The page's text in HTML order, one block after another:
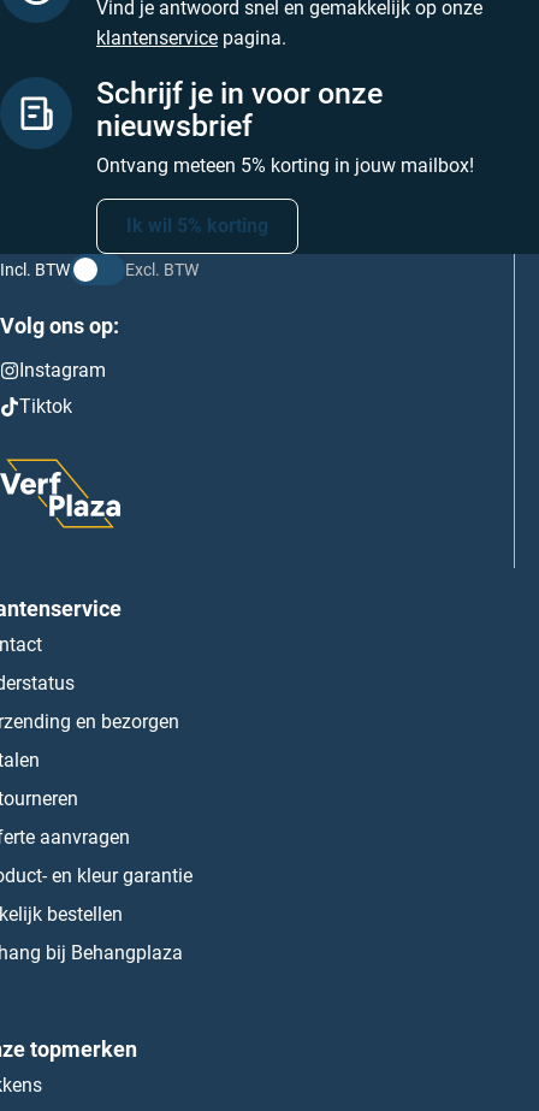
Vind je antwoord snel en gemakkelijk op onze
klantenservice pagina.
Schrijf je in voor onze
nieuwsbrief
Ontvang meteen 5% korting in jouw mailbox!
Ik wil 5% korting
Incl. BTW Excl. BTW
Volg ons op:
Instagram
Tiktok
en bezorgen
aanvragen
en kleur garantie
bestellen
bij Behangplaza
topmerken